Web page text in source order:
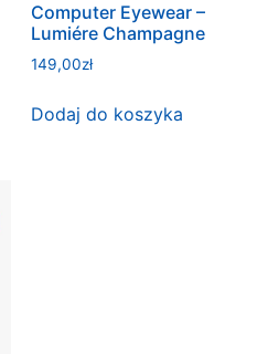
Computer Eyewear –
Lumiére Champagne
149,00zł
Dodaj do koszyka